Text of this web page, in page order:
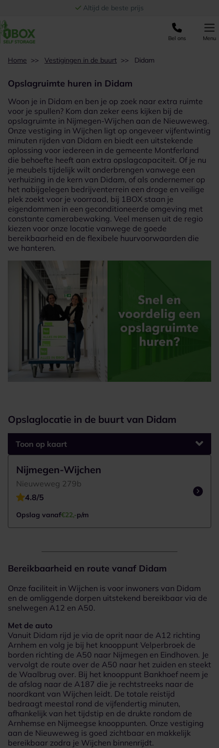
Altijd de beste prijs
Bel ons Menu
Home >> Vestigingen in de buurt >> Didam
Opslagruimte huren in Didam
Woon je in Didam en ben je op zoek naar extra ruimte
voor je spullen? Kom dan zeker eens kijken bij de
opslagruimte in Nijmegen-Wijchen aan de Nieuweweg.
Onze vestiging in Wijchen ligt op ongeveer vijfentwintig
minuten rijden van Didam en biedt een uitstekende
oplossing voor iedereen in de gemeente Montferland
die behoefte heeft aan extra opslagcapaciteit. Of je nu
je meubels tijdelijk wilt onderbrengen vanwege een
verhuizing in de kern van Didam, of als ondernemer op
het nabijgelegen bedrijventerrein een droge en veilige
plek zoekt voor je voorraad, bij 1BOX staan je
eigendommen in een geconditioneerde omgeving met
constante camerabewaking. Veel mensen uit de regio
kiezen voor onze locatie vanwege de goede
bereikbaarheid en de flexibele huurvoorwaarden die
we hanteren.
Nijmegen-Wijchen
Nieuweweg 279b
4.8/5
Opslag vanaf€22,-p/m
Toon op kaart
Opslaglocatie in de buurt van Didam
Bereikbaarheid en route vanaf Didam
Onze faciliteit in Wijchen is voor inwoners van Didam
en de omliggende dorpen uitstekend bereikbaar via de
snelwegen A12 en A50.
Met de auto
Vanuit Didam rijd je via de oprit naar de A12 richting
Arnhem en volg je bij het knooppunt Velperbroek de
borden richting de A50 naar Nijmegen en Eindhoven. Je
vervolgt de route over de A50 naar het zuiden en steekt
de Waalbrug over. Bij het knooppunt Bankhoef neem je
de afslag naar de A187 die je rechtstreeks naar de
noordkant van Wijchen leidt. De totale reistijd
bedraagt meestal rond de vijfendertig minuten,
afhankelijk van het tijdstip en de drukte rondom de
Arnhemse en Nijmeegse knooppunten. Onze vestiging
aan de Nieuweweg is goed zichtbaar en makkelijk
bereikbaar zodra je Wijchen binnenrijdt.